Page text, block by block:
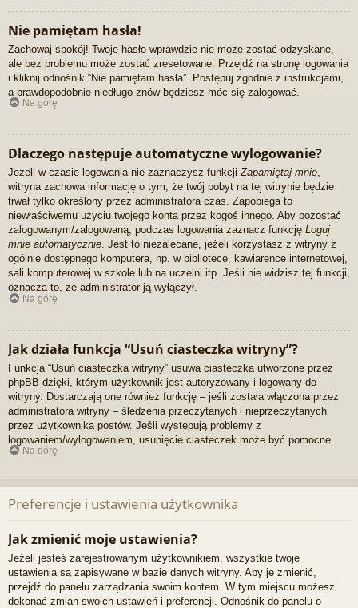
Nie pamiętam hasła!
Zachowaj spokój! Twoje hasło wprawdzie nie może zostać odzyskane,
ale bez problemu może zostać zresetowane. Przejdź na stronę logowania
i kliknij odnośnik “Nie pamiętam hasła”. Postępuj zgodnie z instrukcjami,
a prawdopodobnie niedługo znów będziesz móc się zalogować.
Na górę
Dlaczego następuje automatyczne wylogowanie?
Jeżeli w czasie logowania nie zaznaczysz funkcjiZapamiętaj mnie,
witryna zachowa informację o tym, że twój pobyt na tej witrynie będzie
trwał tylko określony przez administratora czas. Zapobiega to
niewłaściwemu użyciu twojego konta przez kogoś innego. Aby pozostać
zalogowanym/zalogowaną, podczas logowania zaznacz funkcję Loguj
mnie automatycznie. Jest to niezalecane, jeżeli korzystasz z witryny z
ogólnie dostępnego komputera, np. w bibliotece, kawiarence internetowej,
sali komputerowej w szkole lub na uczelni itp. Jeśli nie widzisz tej funkcji,
oznacza to, że administrator ją wyłączył.
Na górę
Jak działa funkcja “Usuń ciasteczka witryny”?
Funkcja “Usuń ciasteczka witryny” usuwa ciasteczka utworzone przez
phpBB dzięki, którym użytkownik jest autoryzowany i logowany do
witryny. Dostarczają one również funkcję – jeśli została włączona przez
administratora witryny – śledzenia przeczytanych i nieprzeczytanych
przez użytkownika postów. Jeśli występują problemy z
logowaniem/wylogowaniem, usunięcie ciasteczek może być pomocne.
Na górę
Preferencje i ustawienia użytkownika
Jak zmienić moje ustawienia?
Jeżeli jesteś zarejestrowanym użytkownikiem, wszystkie twoje
ustawienia są zapisywane w bazie danych witryny. Aby je zmienić,
przejdź do panelu zarządzania swoim kontem. W tym miejscu możesz
dokonać zmian swoich ustawień i preferencji. Odnośnik do panelu o